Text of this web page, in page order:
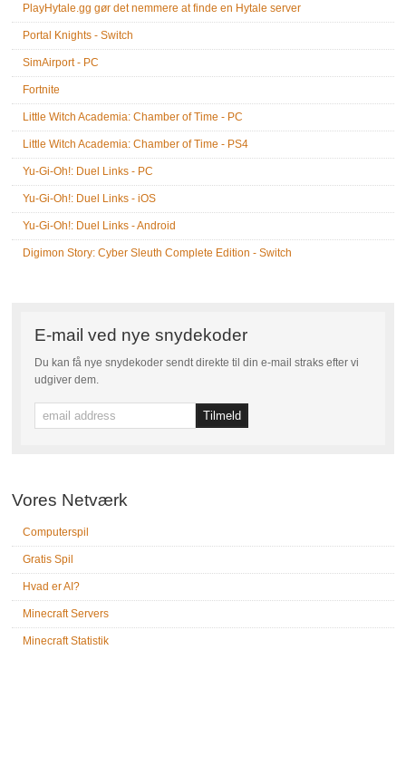
PlayHytale.gg gør det nemmere at finde en Hytale server
Portal Knights - Switch
SimAirport - PC
Fortnite
Little Witch Academia: Chamber of Time - PC
Little Witch Academia: Chamber of Time - PS4
Yu-Gi-Oh!: Duel Links - PC
Yu-Gi-Oh!: Duel Links - iOS
Yu-Gi-Oh!: Duel Links - Android
Digimon Story: Cyber Sleuth Complete Edition - Switch
E-mail ved nye snydekoder
Du kan få nye snydekoder sendt direkte til din e-mail straks efter vi
udgiver dem.
Vores Netværk
Computerspil
Gratis Spil
Hvad er AI?
Minecraft Servers
Minecraft Statistik